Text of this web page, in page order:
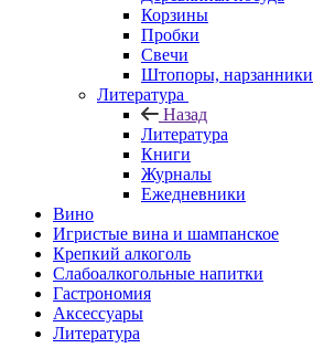
Корзины
Пробки
Свечи
Штопоры, нарзанники
Литература
Назад
Литература
Книги
Журналы
Ежедневники
Вино
Игристые вина и шампанское
Крепкий алкоголь
Слабоалкогольные напитки
Гастрономия
Аксессуары
Литература